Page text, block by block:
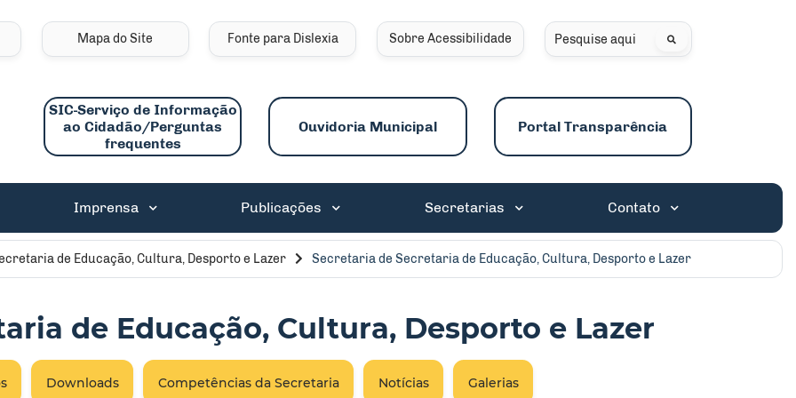
de acessibilidade
Mapa do Site Fonte para Dislexia Sobre Acessibilidade
Pesquisar
SIC-Serviço de Informação
ao Cidadão/Perguntas
frequentes
Ouvidoria Municipal Portal Transparência
Imprensa Publicações Secretarias Contato
de Educação, Cultura, Desporto e Lazer Secretaria de Secretaria de Educação, Cultura, Desporto e Lazer
de Educação, Cultura, Desporto e Lazer
Downloads Competências da Secretaria Notícias Galerias